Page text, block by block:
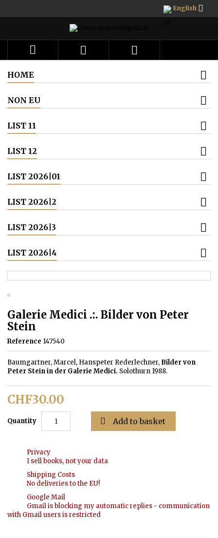
English 
  
HOME
NON EU
LIST 11
LIST 12
LIST 2026|01
LIST 2026|2
LIST 2026|3
LIST 2026|4
Galerie Medici .:. Bilder von Peter
Stein
Reference 147540
Baumgartner, Marcel, Hanspeter Rederlechner, Bilder von
Peter Stein in der Galerie Medici. Solothurn 1988.
CHF30.00
Quantity  Add to basket
Privacy
I sell books, not your data
Shipping Costs
No deliveries to the EU!
Google Mail
Gmail is blocking my automatic replies - communication
with Gmail users is restricted